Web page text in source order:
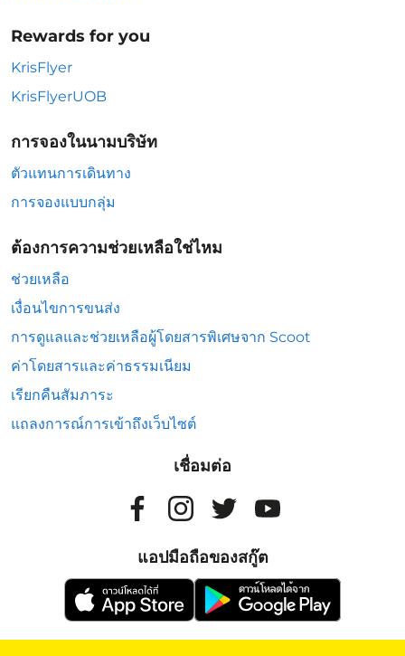
Rewards for you
KrisFlyer
KrisFlyerUOB
การจองในนามบริษัท
ตัวแทนการเดินทาง
การจองแบบกลุ่ม
ต้องการความช่วยเหลือใช่ไหม
ช่วยเหลือ
เงื่อนไขการขนส่ง
การดูแลและช่วยเหลือผู้โดยสารพิเศษจาก Scoot
ค่าโดยสารและค่าธรรมเนียม
เรียกคืนสัมภาระ
แถลงการณ์การเข้าถึงเว็บไซต์
เชื่อมต่อ
แอปมือถือของสกู๊ต